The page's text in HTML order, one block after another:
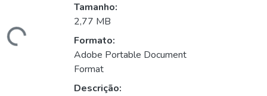
Tamanho:
2,77 MB
Formato:
Adobe Portable Document
Format
Descrição: